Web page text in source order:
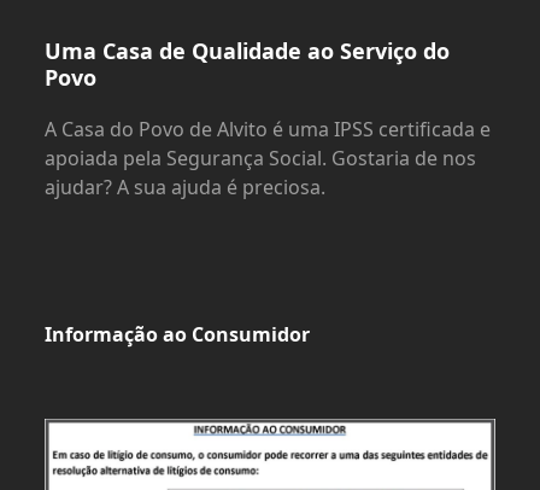
Uma Casa de Qualidade ao Serviço do
Povo
A Casa do Povo de Alvito é uma IPSS certificada e
apoiada pela Segurança Social. Gostaria de nos
ajudar? A sua ajuda é preciosa.
Informação ao Consumidor